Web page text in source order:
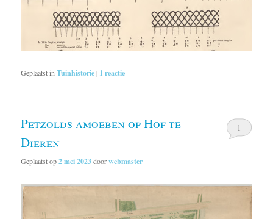
Geplaatst in Tuinhistorie| 1 reactie
Petzolds amoeben op Hof te
Dieren
Geplaatst op2 mei 2023doorwebmaster
1